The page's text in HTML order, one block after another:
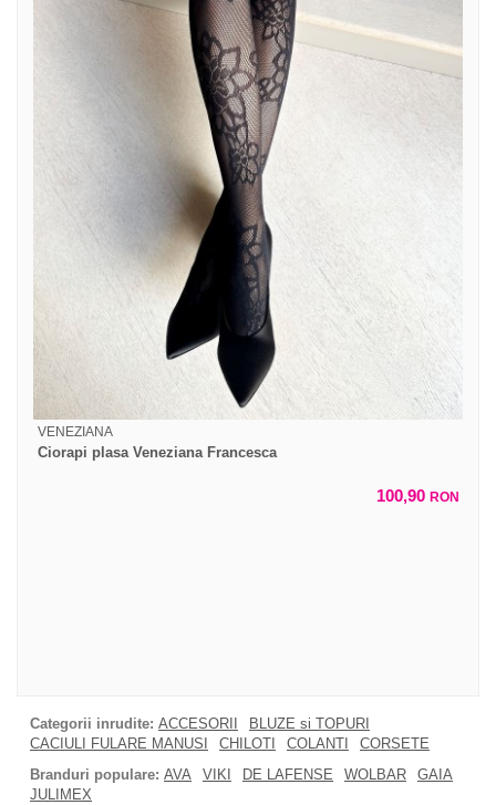
VENEZIANA
Ciorapi plasa Veneziana Francesca
100,90 RON
Categorii inrudite: ACCESORII
BLUZE si TOPURI
CACIULI FULARE MANUSI
CHILOTI COLANTI
CORSETE
Branduri populare: AVA VIKI DE LAFENSE WOLBAR
GAIA
JULIMEX